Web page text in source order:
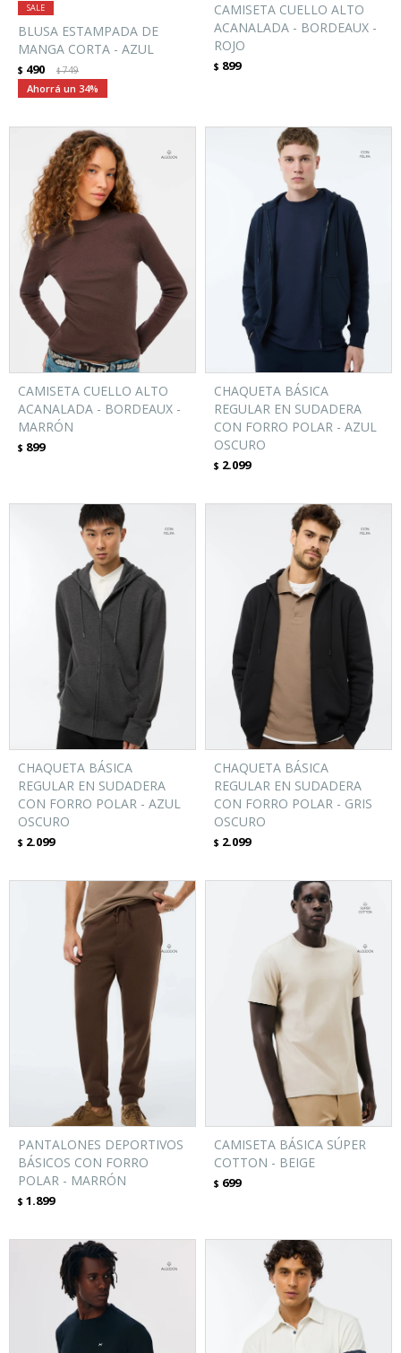
BLUSA ESTAMPADA DE
MANGA CORTA - AZUL
$ 490 $749
34
CAMISETA CUELLO ALTO
ACANALADA - BORDEAUX -
ROJO
$ 899
CAMISETA CUELLO ALTO
ACANALADA - BORDEAUX -
MARRÓN
$ 899
CHAQUETA BÁSICA
REGULAR EN SUDADERA
CON FORRO POLAR - AZUL
OSCURO
$ 2.099
CHAQUETA BÁSICA
REGULAR EN SUDADERA
CON FORRO POLAR - AZUL
OSCURO
$ 2.099
CHAQUETA BÁSICA
REGULAR EN SUDADERA
CON FORRO POLAR - GRIS
OSCURO
$ 2.099
PANTALONES DEPORTIVOS
BÁSICOS CON FORRO
POLAR - MARRÓN
$ 1.899
CAMISETA BÁSICA SÚPER
COTTON - BEIGE
$ 699